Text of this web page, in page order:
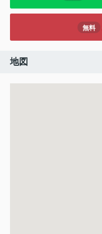
無料
地図